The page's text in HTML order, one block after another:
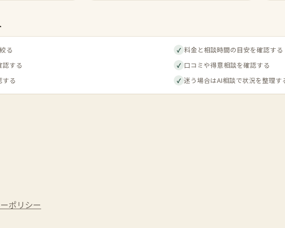
る ✓ 料金と相談時間の目安を確認する
認する ✓ 口コミや得意相談を確認する
する ✓ 迷う場合はAI相談で状況を整理す
ポリシー